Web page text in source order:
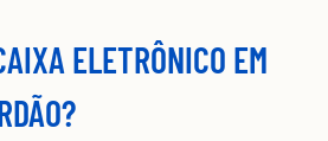
ELETRÔNICO EM